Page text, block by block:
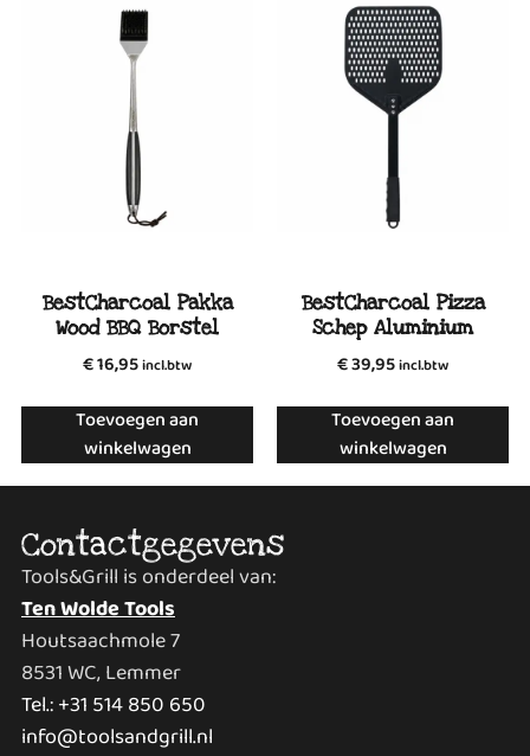
BestCharcoal Pakka
Wood BBQ Borstel
€16,95incl.btw
Toevoegen aan
winkelwagen
BestCharcoal Pizza
Schep Aluminium
€39,95incl.btw
Toevoegen aan
winkelwagen
Contactgegevens
Tools&Grill is onderdeel van:
Ten Wolde Tools
Houtsaachmole 7
8531 WC, Lemmer
Tel.: +31 514 850 650
info@toolsandgrill.nl